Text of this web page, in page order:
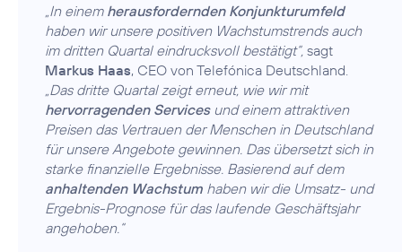
„In einem herausfordernden Konjunkturumfeld
haben wir unsere positiven Wachstumstrends auch
im dritten Quartal eindrucksvoll bestätigt“, sagt
Markus Haas, CEO von Telefónica Deutschland.
„Das dritte Quartal zeigt erneut, wie wir mit
hervorragenden Servicesund einem attraktiven
Preisen das Vertrauen der Menschen in Deutschland
für unsere Angebote gewinnen. Das übersetzt sich in
starke finanzielle Ergebnisse. Basierend auf dem
anhaltenden Wachstum haben wir die Umsatz- und
Ergebnis-Prognose für das laufende Geschäftsjahr
angehoben.“